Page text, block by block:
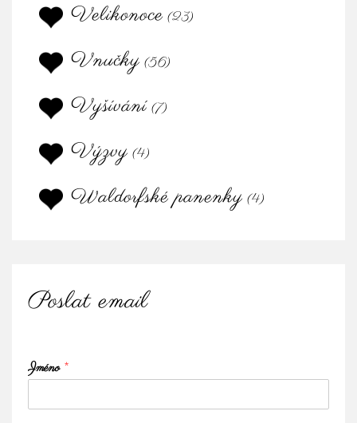
Velikonoce (23)
Vnučky (56)
Vyšívání (7)
Výzvy (4)
Waldorfské panenky (4)
Poslat email
Jméno *